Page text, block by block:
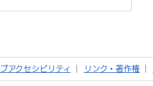
アクセシビリティ リンク・著作権